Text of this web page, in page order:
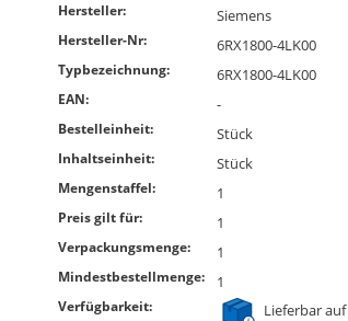
Hersteller: Siemens
Hersteller-Nr: 6RX1800-4LK00
Typbezeichnung: 6RX1800-4LK00
EAN: -
Bestelleinheit: Stück
Inhaltseinheit: Stück
Mengenstaffel: 1
Preis gilt für: 1
Verpackungsmenge: 1
Mindestbestellmenge: 1
Verfügbarkeit: Lieferbar